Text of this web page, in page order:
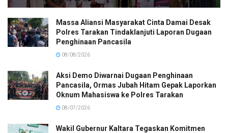
Massa Aliansi Masyarakat Cinta Damai Desak
Polres Tarakan Tindaklanjuti Laporan Dugaan
Penghinaan Pancasila
08/08/2026
Aksi Demo Diwarnai Dugaan Penghinaan
Pancasila, Ormas Jubah Hitam Gepak Laporkan
Oknum Mahasiswa ke Polres Tarakan
08/07/2026
Wakil Gubernur Kaltara Tegaskan Komitmen